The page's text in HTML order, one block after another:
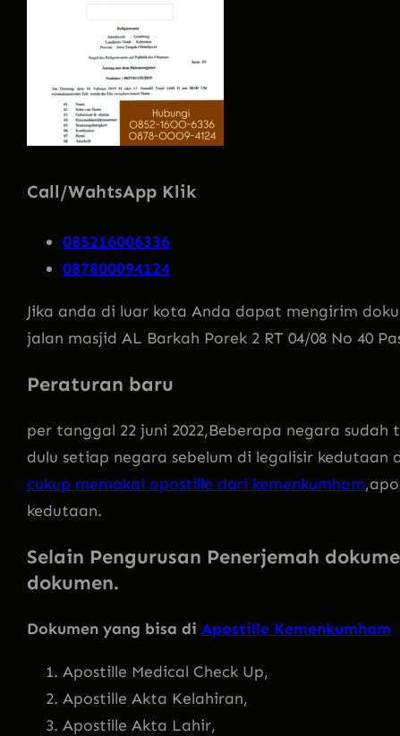
Call/WahtsApp Klik
085216006336
087800094124
Jika anda di luar kota Anda dapat mengirim
jalan masjid AL Barkah Porek 2 RT 04/08 No 40
Peraturan baru
per tanggal 22 juni 2022,Beberapa negara
dulu setiap negara sebelum di legalisir kedutaan
cukup memakai apostille dari kemenkumham
kedutaan.
Selain Pengurusan Penerjemah
dokumen.
Dokumen yang bisa di Apostille Kemenkumham
Apostille Medical Check Up,
Apostille Akta Kelahiran,
Apostille Akta Lahir,